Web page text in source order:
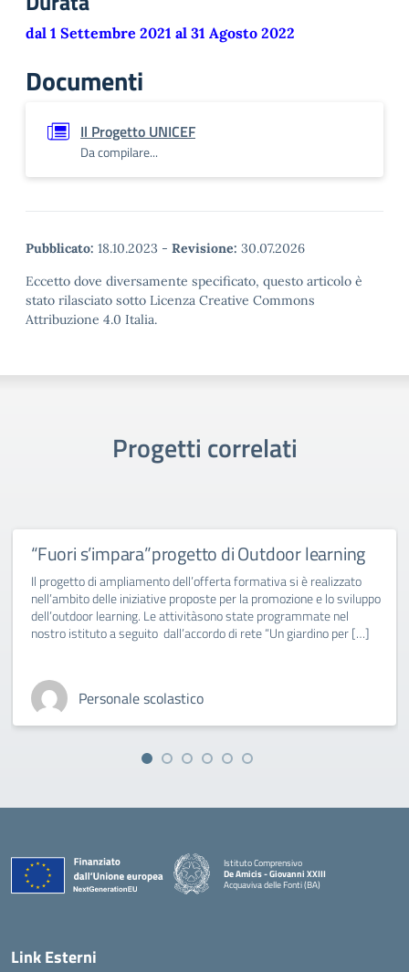
dal 1 Settembre 2021 al 31 Agosto 2022
Documenti
Il Progetto UNICEF
Da compilare...
Pubblicato: 18.10.2023 - Revisione: 30.07.2026
Eccetto dove diversamente specificato, questo articolo è
stato rilasciato sotto Licenza Creative Commons
Attribuzione 4.0 Italia.
Progetti correlati
“Fuori s’impara”progetto di Outdoor learning
Il progetto di ampliamento dell’offerta formativa si è realizzato
nell’ambito delle iniziative proposte per la promozione e lo sviluppo
dell’outdoor learning. Le attivitàsono state programmate nel
nostro istituto a seguito dall’accordo di rete “Un giardino per […]
Personale scolastico
Istituto Comprensivo
De Amicis - Giovanni XXIII
Acquaviva delle Fonti (BA)
— Visita la pagina iniziale della scuola
Link Esterni